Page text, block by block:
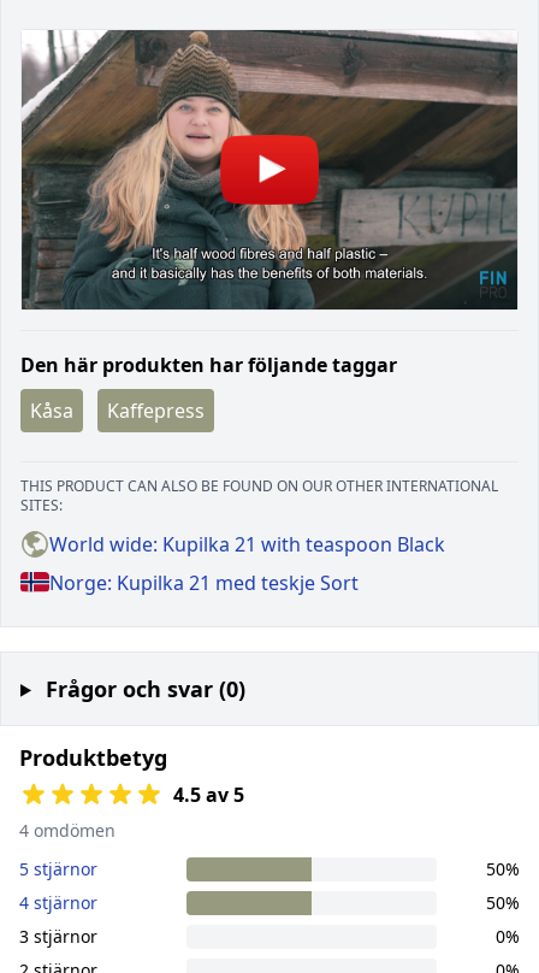
Den här produkten har följande taggar
Kåsa
Kaffepress
THIS PRODUCT CAN ALSO BE FOUND ON OUR OTHER INTERNATIONAL
SITES:
World wide: Kupilka 21 with teaspoon Black
Norge: Kupilka 21 med teskje Sort
Frågor och svar (0)
Produktbetyg
4.5 av 5
4 omdömen
5 stjärnor
50%
4 stjärnor
50%
3 stjärnor
0%